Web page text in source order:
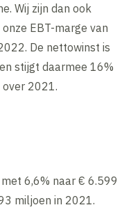
Wij zijn dan ook
EBT-marge van
De nettowinst is
stijgt daarmee 16%
2021.
6,6% naar € 6.599
miljoen in 2021.